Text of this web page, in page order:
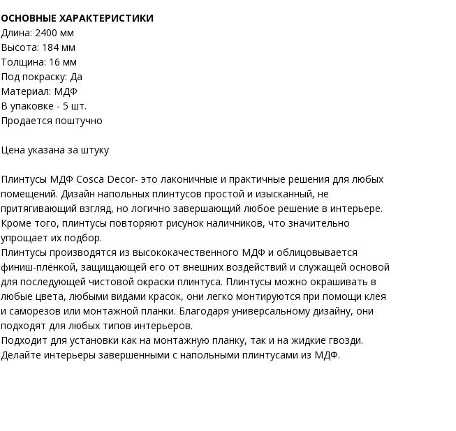
ОСНОВНЫЕ ХАРАКТЕРИСТИКИ
Длина: 2400 мм
Высота: 184 мм
Толщина: 16 мм
Под покраску: Да
Материал: МДФ
В упаковке - 5 шт.
Продается поштучно
Цена указана за штуку
Плинтусы МДФ Cosca Decor- это лаконичные и практичные решения для любых
помещений. Дизайн напольных плинтусов простой и изысканный, не
притягивающий взгляд, но логично завершающий любое решение в интерьере.
Кроме того, плинтусы повторяют рисунок наличников, что значительно
упрощает их подбор.
Плинтусы производятся из высококачественного МДФ и облицовывается
финиш-плёнкой, защищающей его от внешних воздействий и служащей основой
для последующей чистовой окраски плинтуса. Плинтусы можно окрашивать в
любые цвета, любыми видами красок, они легко монтируются при помощи клея
и саморезов или монтажной планки. Благодаря универсальному дизайну, они
подходят для любых типов интерьеров.
Подходит для установки как на монтажную планку, так и на жидкие гвозди.
Делайте интерьеры завершенными с напольными плинтусами из МДФ.